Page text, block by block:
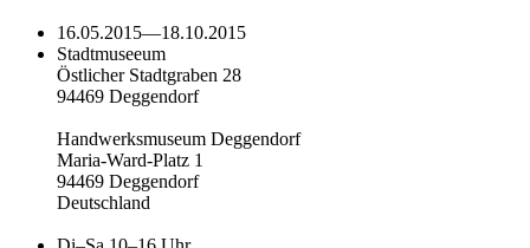
16.05.2015—18.10.2015
Stadtmuseeum
Östlicher Stadtgraben 28
94469 Deggendorf
Handwerksmuseum Deggendorf
Maria-Ward-Platz 1
94469 Deggendorf
Deutschland